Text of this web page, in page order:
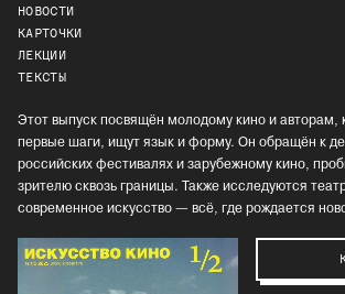
НОВОСТИ
КАРТОЧКИ
ЛЕКЦИИ
ТЕКСТЫ
Этот выпуск посвящён молодому кино и авторам,
первые шаги, ищут язык и форму. Он обращён к
российских фестивалях и зарубежному кино,
зрителю сквозь границы. Также исследуются
современное искусство — всё, где рождается